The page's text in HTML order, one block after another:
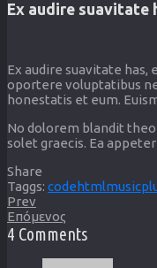
Ex audire suavitate
Ex audire suavitate
oportere voluptatibus
honestatis et eum.
No dolorem blandit
solet graecis. Ea
Share
Taggs: codehtmlmusic
Prev
Επόμενος
4 Comments